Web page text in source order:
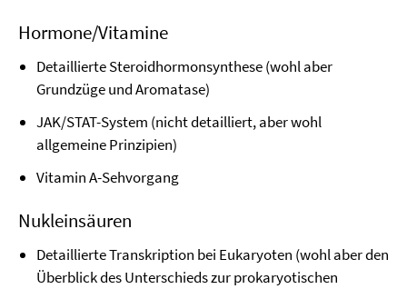
Hormone/Vitamine
Detaillierte Steroidhormonsynthese (wohl aber
Grundzüge und Aromatase)
JAK/STAT-System (nicht detailliert, aber wohl
allgemeine Prinzipien)
Vitamin A-Sehvorgang
Nukleinsäuren
Detaillierte Transkription bei Eukaryoten (wohl aber den
Überblick des Unterschieds zur prokaryotischen